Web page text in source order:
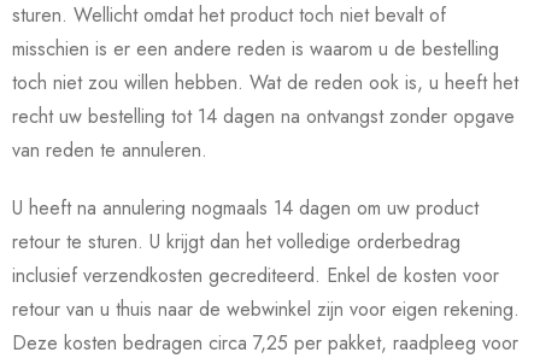
sturen. Wellicht omdat het product toch niet bevalt of
misschien is er een andere reden is waarom u de bestelling
toch niet zou willen hebben. Wat de reden ook is, u heeft het
recht uw bestelling tot 14 dagen na ontvangst zonder opgave
van reden te annuleren.
U heeft na annulering nogmaals 14 dagen om uw product
retour te sturen. U krijgt dan het volledige orderbedrag
inclusief verzendkosten gecrediteerd. Enkel de kosten voor
retour van u thuis naar de webwinkel zijn voor eigen rekening.
Deze kosten bedragen circa 7,25 per pakket, raadpleeg voor